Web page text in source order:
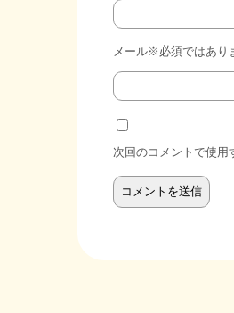
メール※必須ではあり
次回のコメントで使用